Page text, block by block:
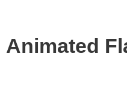
Animated